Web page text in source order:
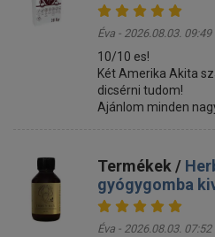
Éva - 2026.08.03. 09:49
10/10 es!
Két Amerika Akita
dicsérni tudom!
Ajánlom minden
Termékek /
gyógygomba
Éva - 2026.08.03. 07:52